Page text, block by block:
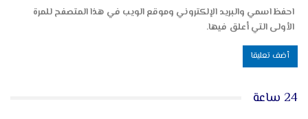
احفظ اسمي والبريد الإلكتروني وموقع الويب في هذا المتصفح للمرة
الأولى التي أعلق فيها.
24 ساعة